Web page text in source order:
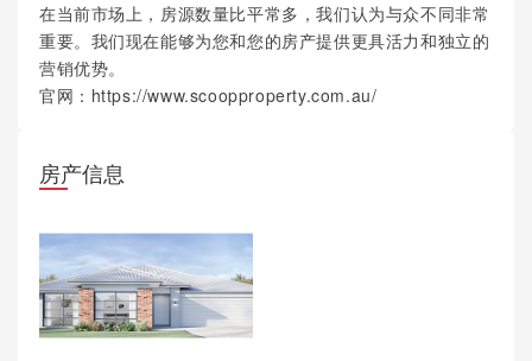
在当前市场上，房源数量比平常多，我们认为与众不同非常
重要。我们现在能够为您和您的房产提供更具活力和独立的
营销优势。
官网：https://www.scoopproperty.com.au/
房产信息